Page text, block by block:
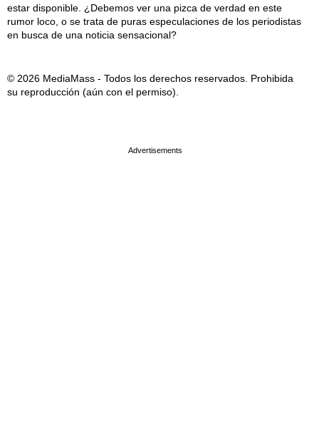
estar disponible. ¿Debemos ver una pizca de verdad en este
rumor loco, o se trata de puras especulaciones de los periodistas
en busca de una noticia sensacional?
© 2026 MediaMass - Todos los derechos reservados. Prohibida
su reproducción (aún con el permiso).